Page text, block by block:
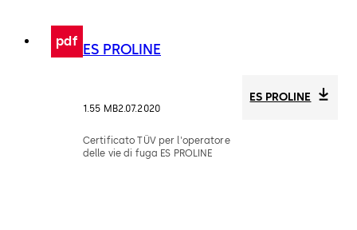
pdf ES PROLINE
1.55 MB2.07.2020
Certificato TÜV per l'operatore
delle vie di fuga ES PROLINE
ES PROLINE